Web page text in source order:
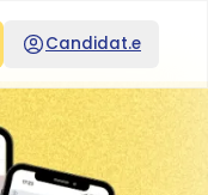
Candidat.e